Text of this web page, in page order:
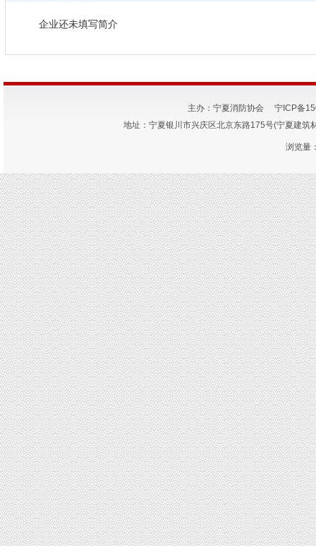
企业还未填写简介
主办：宁夏消防协会宁ICP备
地址：宁夏银川市兴庆区北京东路175号(宁夏
浏览量